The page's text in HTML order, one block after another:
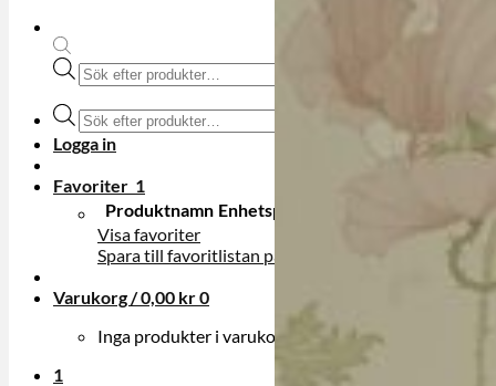
Produktsökning
Produktsökning
Logga in
Favoriter 1
Produktnamn Enhetspris
Visa favoriter
Spara till favoritlistan på ditt konto
Varukorg /0,00 kr0
Inga produkter i varukorgen.
1